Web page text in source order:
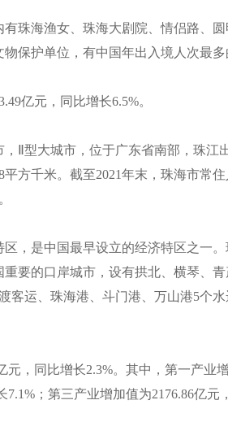
珠海渔女、珠海大剧院、情侣路、
物保护单位，有中国年出入境人次最
亿元，同比增长6.5%。
Ⅱ型大城市，位于广东省南部，珠江
方千米。截至2021年末，珠海市常
区，是中国最早设立的经济特区之一
要的口岸城市，设有拱北、横琴、
客运、珠海港、斗门港、万山港5个
元，同比增长2.3%。其中，第一产业
；第三产业增加值为2176.86亿元